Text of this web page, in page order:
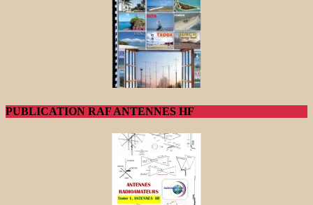
PUBLICATION RAF ANTENNES HF